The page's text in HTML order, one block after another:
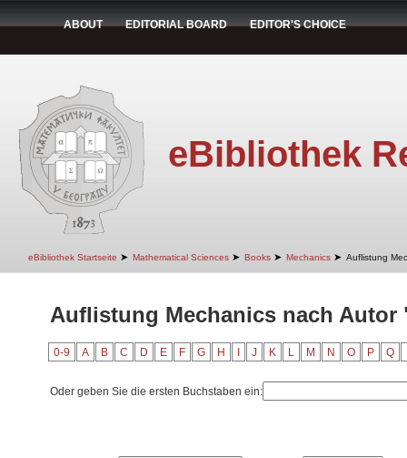
ABOUT EDITORIAL BOARD EDITOR'S CHOICE
eBibliothek
eBibliothek Startseite ➤ Mathematical Sciences ➤ Books ➤ Mechanics ➤ Auflistung
Auflistung Mechanics nach Autor
0-9 A B C D E F G H J K L M N O P Q
Oder geben Sie die ersten Buchstaben ein: